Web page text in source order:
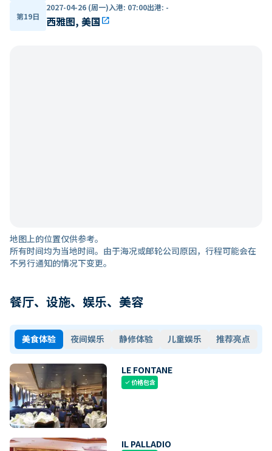
第19日
2027-04-26 (周一)入港: 07:00出港: -
西雅图, 美国open_in_new
地图上的位置仅供参考。
所有时间均为当地时间。由于海况或邮轮公司原因，行程可能会在
不另行通知的情况下变更。
餐厅、设施、娱乐、美容
美食体验 夜间娱乐 静修体验 儿童娱乐 推荐亮点
LE FONTANE
check价格包含
IL PALLADIO